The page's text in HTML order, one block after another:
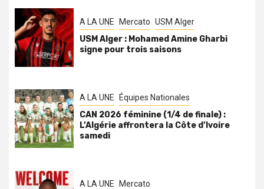
A LA UNE Mercato USM Alger
USM Alger : Mohamed Amine Gharbi
signe pour trois saisons
A LA UNE Équipes Nationales
CAN 2026 féminine (1/4 de finale) :
L’Algérie affrontera la Côte d’Ivoire
samedi
A LA UNE Mercato